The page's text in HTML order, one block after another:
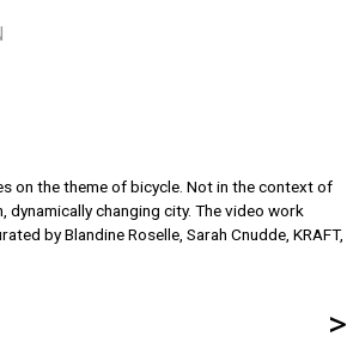
on the theme of bicycle. Not in the context of
dynamically changing city. The video work
by Blandine Roselle, Sarah Cnudde, KRAFT,
>